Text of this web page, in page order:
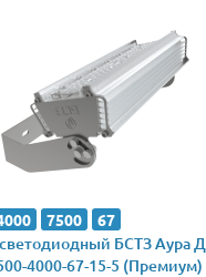
7500 67
БСТЗ Аура
4000-67-15-5 (Премиум)